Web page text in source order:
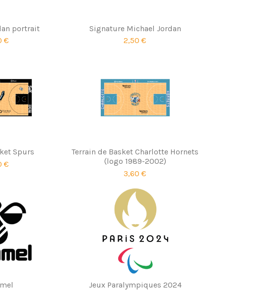
portrait
€
Signature Michael Jordan
2,50 €
Spurs
€
Terrain de Basket Charlotte Hornets
(logo 1989-2002)
3,60 €
Jeux Paralympiques 2024